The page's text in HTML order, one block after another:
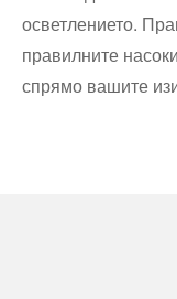
осветлението.
правилните
спрямо вашите